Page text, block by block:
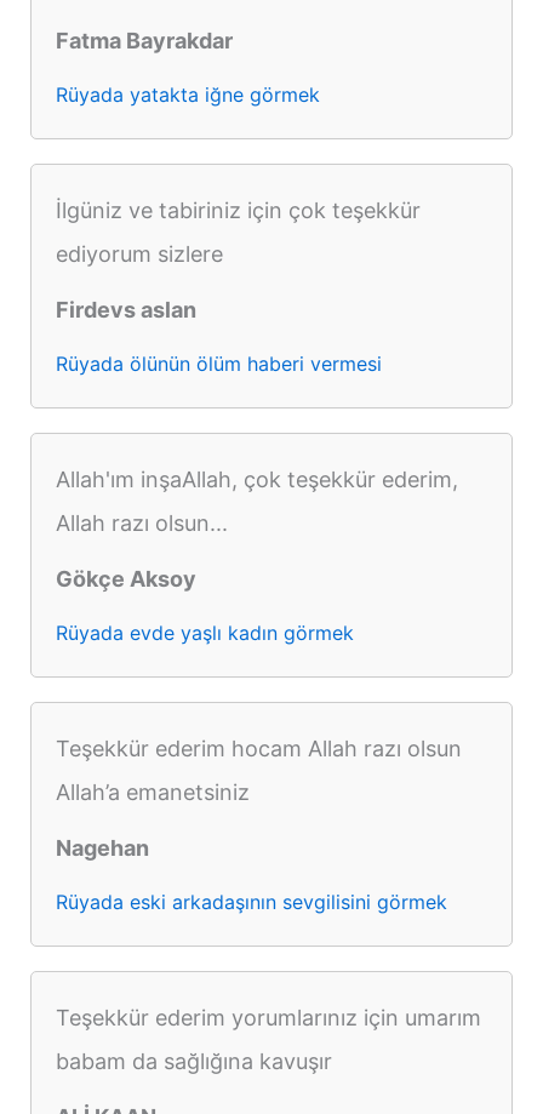
Fatma Bayrakdar
Rüyada yatakta iğne görmek
İlgüniz ve tabiriniz için çok teşekkür
ediyorum sizlere
Firdevs aslan
Rüyada ölünün ölüm haberi vermesi
Allah'ım inşaAllah, çok teşekkür ederim,
Allah razı olsun...
Gökçe Aksoy
Rüyada evde yaşlı kadın görmek
Teşekkür ederim hocam Allah razı olsun
Allah’a emanetsiniz
Nagehan
Rüyada eski arkadaşının sevgilisini görmek
Teşekkür ederim yorumlarınız için umarım
babam da sağlığına kavuşır